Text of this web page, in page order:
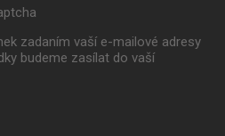
zadaním vaší e-mailové adresy
budeme zasílat do vaší